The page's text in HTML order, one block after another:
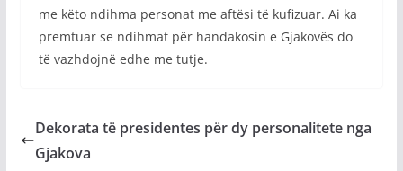
me këto ndihma personat me aftësi të kufizuar. Ai ka
premtuar se ndihmat për handakosin e Gjakovës do
të vazhdojnë edhe me tutje.
Dekorata të presidentes për dy personalitete nga
Gjakova